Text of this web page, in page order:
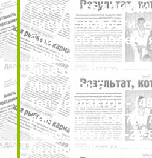
Газета “УЕЗДНЫЙ
Ливны: новости,
блоги,
другое.
303851 г. Ливны,
Мира, 191-Б
Тел.: редактор -
рекламы - (48677)
Факс: (48677) 7-